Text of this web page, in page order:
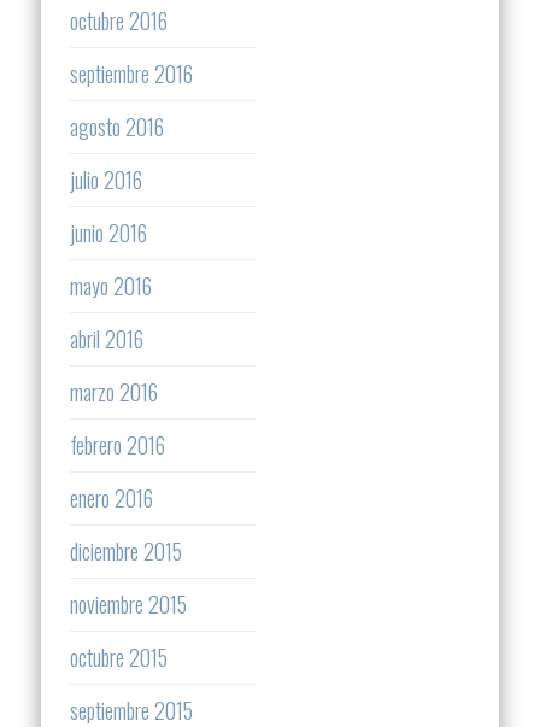
octubre 2016
septiembre 2016
agosto 2016
julio 2016
junio 2016
mayo 2016
abril 2016
marzo 2016
febrero 2016
enero 2016
diciembre 2015
noviembre 2015
octubre 2015
septiembre 2015